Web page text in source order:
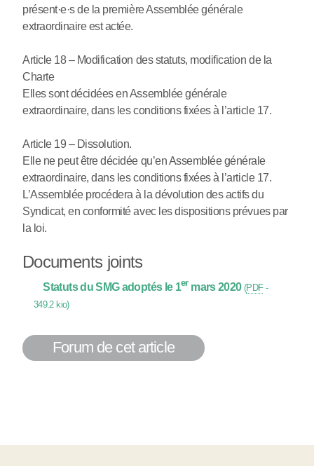
présent·e·s de la première Assemblée générale
extraordinaire est actée.
Article 18 – Modification des statuts, modification de la
Charte
Elles sont décidées en Assemblée générale
extraordinaire, dans les conditions fixées à l’article 17.
Article 19 – Dissolution.
Elle ne peut être décidée qu’en Assemblée générale
extraordinaire, dans les conditions fixées à l’article 17.
L’Assemblée procédera à la dévolution des actifs du
Syndicat, en conformité avec les dispositions prévues par
la loi.
Documents joints
Statuts du SMG adoptés le 1er mars 2020 (PDF-
349.2 kio)
Forum de cet article